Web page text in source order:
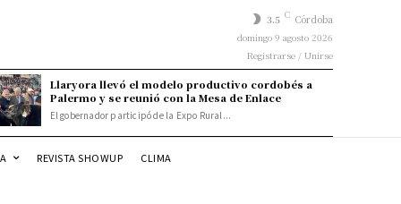
3.5 C Córdoba
domingo 9 agosto 2026
Registrarse / Unirse
Llaryora llevó el modelo productivo cordobés a
Palermo y se reunió con la Mesa de Enlace
El gobernador participó de la Expo Rural...
REVISTA SHOWUP CLIMA